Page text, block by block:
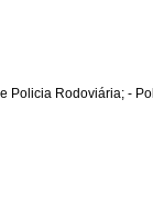
Policia Rodoviária; -